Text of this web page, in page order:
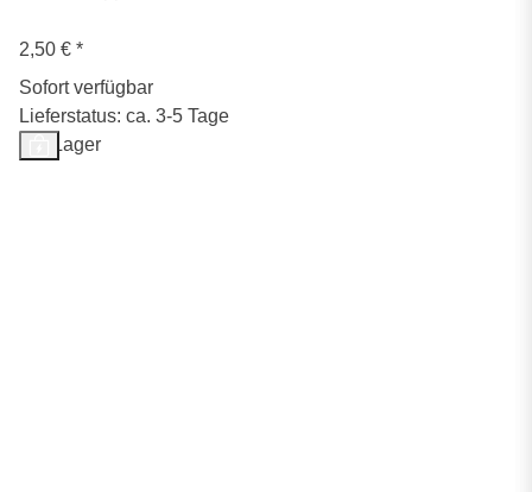
2,50 € *
Sofort verfügbar
Lieferstatus: ca. 3-5 Tage
Auf Lager